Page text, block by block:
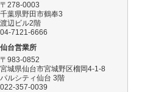
〒278-0003
千葉県野田市鶴奉3
渡辺ビル2階
04-7121-6666
仙台営業所
〒983-0852
宮城県仙台市宮城野区榴岡4-1-8
パルシティ仙台 3階
022-357-0039